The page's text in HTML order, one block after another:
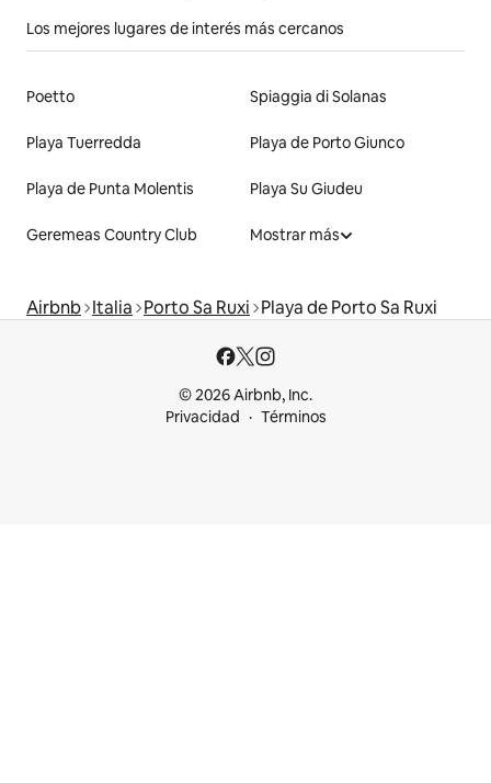
Los mejores lugares de interés más cercanos
Poetto Spiaggia di Solanas
Playa Tuerredda Playa de Porto Giunco
Playa de Punta Molentis Playa Su Giudeu
Geremeas Country Club Mostrar más
Airbnb Italia Porto Sa Ruxi Playa de Porto Sa Ruxi
© 2026 Airbnb, Inc.
Privacidad
Términos